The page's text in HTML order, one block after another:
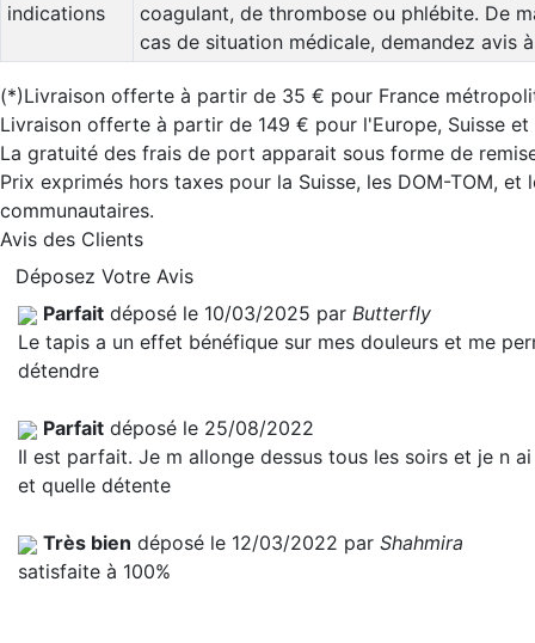
indications
coagulant, de thrombose ou phlébite. De
cas de situation médicale, demandez avis
(*)Livraison offerte à partir de 35 € pour France
Livraison offerte à partir de 149 € pour l'Europe, Suisse et
La gratuité des frais de port apparait sous forme de
Prix exprimés hors taxes pour la Suisse, les DOM-TOM, et
communautaires.
Avis des Clients
Déposez Votre Avis
Parfait déposé le 10/03/2025 par Butterfly
Le tapis a un effet bénéfique sur mes douleurs et me
détendre
Parfait déposé le 25/08/2022
Il est parfait. Je m allonge dessus tous les soirs et je n
et quelle détente
Très bien déposé le 12/03/2022 par Shahmira
satisfaite à 100%